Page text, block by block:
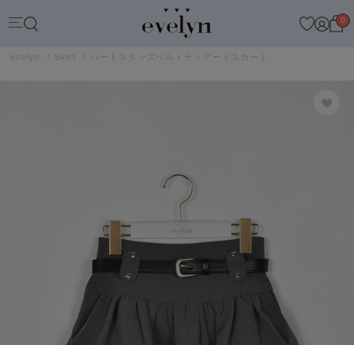
0
evelyn Skirt ハートスタッズベルトティアードスカート